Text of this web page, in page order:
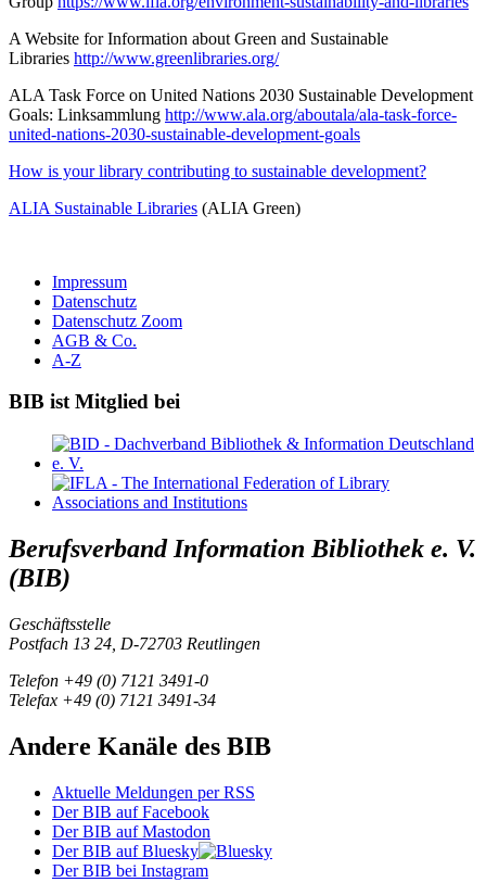
A Website for Information about Green and Sustainable
Libraries http://www.greenlibraries.org/
ALA Task Force on United Nations 2030 Sustainable Development
Goals: Linksammlung http://www.ala.org/aboutala/ala-task-force-
united-nations-2030-sustainable-development-goals
How is your library contributing to sustainable development?
ALIA Sustainable Libraries (ALIA Green)
Impressum
Datenschutz
Datenschutz Zoom
AGB & Co.
A-Z
BIB ist Mitglied bei
Berufsverband Information Bibliothek e. V.
(BIB)
Geschäftsstelle
Postfach 13 24, D-72703 Reutlingen
Telefon +49 (0) 7121 3491-0
Telefax +49 (0) 7121 3491-34
Andere Kanäle des BIB
Aktuelle Meldungen per RSS
Der BIB auf Facebook
Der BIB auf Mastodon
Der BIB auf Bluesky
Der BIB bei Instagram